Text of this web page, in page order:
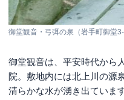
御堂観音・弓弭の泉（岩手町御堂
御堂観音は、平安時代から
院。敷地内には北上川の源
清らかな水が湧き出ています